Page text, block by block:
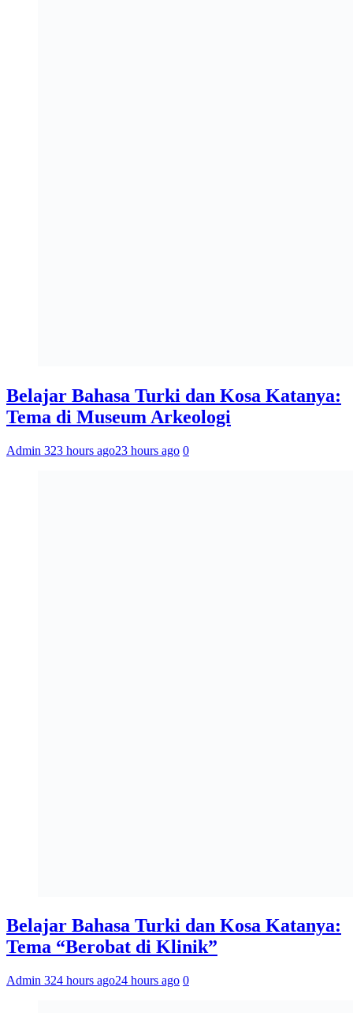
Belajar Bahasa Turki dan Kosa Katanya:
Tema di Museum Arkeologi
Admin 323 hours ago23 hours ago 0
Belajar Bahasa Turki dan Kosa Katanya:
Tema “Berobat di Klinik”
Admin 324 hours ago24 hours ago 0